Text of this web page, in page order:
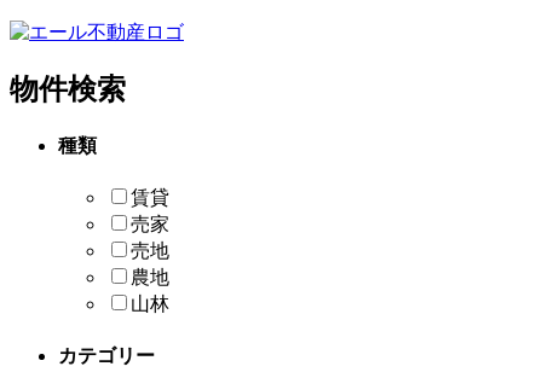
物件検索
種類
賃貸
売家
売地
農地
山林
カテゴリー